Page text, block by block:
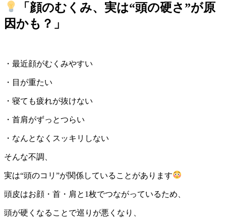
「顔のむくみ、実は“頭の硬さ”が原
因かも？」
・最近顔がむくみやすい
・目が重たい
・寝ても疲れが抜けない
・首肩がずっとつらい
・なんとなくスッキリしない
そんな不調、
実は“頭のコリ”が関係していることがあります
頭皮はお顔・首・肩と1枚でつながっているため、
頭が硬くなることで巡りが悪くなり、